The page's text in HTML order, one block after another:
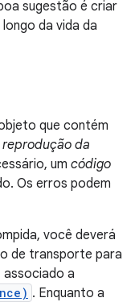
sugestão é criar
da vida da
que contém
da
um código
Os erros podem
você deverá
de transporte para
a
. Enquanto a